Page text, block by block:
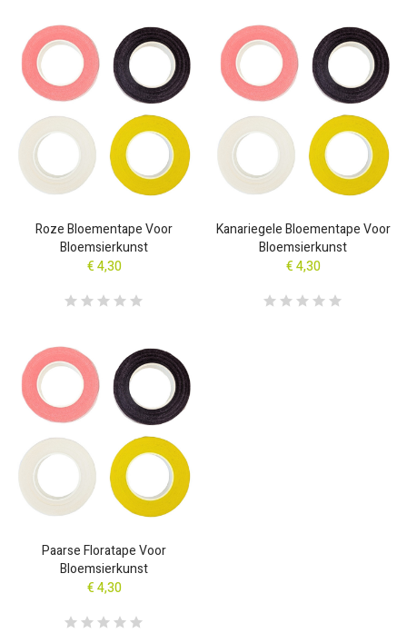
Roze Bloementape Voor
Bloemsierkunst
€ 4,30
Kanariegele Bloementape Voor
Bloemsierkunst
€ 4,30
Paarse Floratape Voor
Bloemsierkunst
€ 4,30